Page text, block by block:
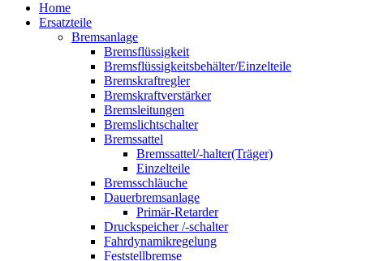
Home
Ersatzteile
Bremsanlage
Bremsflüssigkeit
Bremsflüssigkeitsbehälter/Einzelteile
Bremskraftregler
Bremskraftverstärker
Bremsleitungen
Bremslichtschalter
Bremssattel
Bremssattel/-halter(Träger)
Einzelteile
Bremsschläuche
Dauerbremsanlage
Primär-Retarder
Druckspeicher /-schalter
Fahrdynamikregelung
Feststellbremse